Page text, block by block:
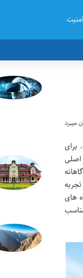
امنیت
برای
اصلی
های